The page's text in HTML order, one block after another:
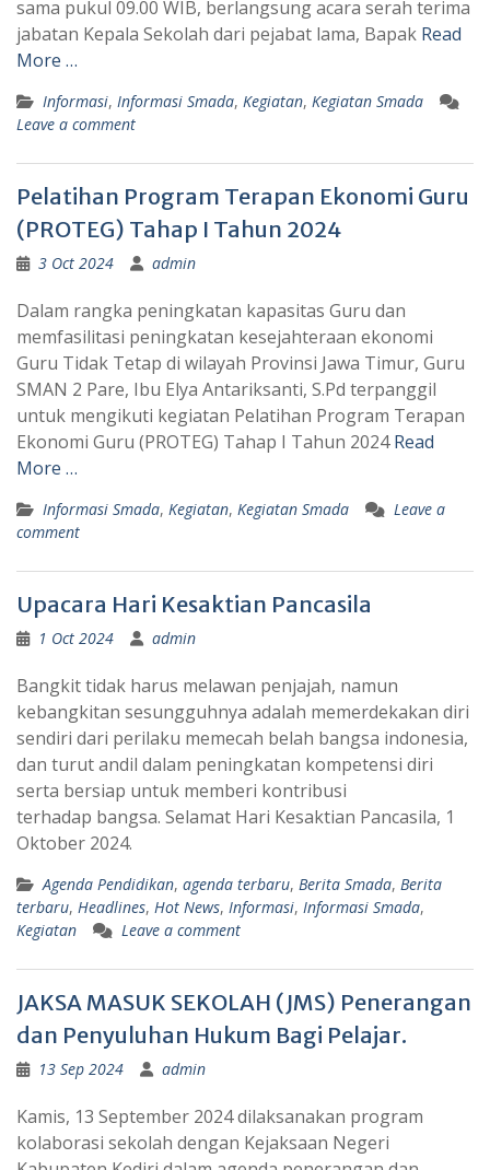
sama pukul 09.00 WIB, berlangsung acara serah terima
jabatan Kepala Sekolah dari pejabat lama, Bapak Read
More …
Informasi, Informasi Smada, Kegiatan, Kegiatan Smada
Leave a comment
Pelatihan Program Terapan Ekonomi Guru
(PROTEG) Tahap I Tahun 2024
3 Oct 2024 admin
Dalam rangka peningkatan kapasitas Guru dan
memfasilitasi peningkatan kesejahteraan ekonomi
Guru Tidak Tetap di wilayah Provinsi Jawa Timur, Guru
SMAN 2 Pare, Ibu Elya Antariksanti, S.Pd terpanggil
untuk mengikuti kegiatan Pelatihan Program Terapan
Ekonomi Guru (PROTEG) Tahap I Tahun 2024Read
More …
Informasi Smada, Kegiatan, Kegiatan Smada
Leave a
comment
Upacara Hari Kesaktian Pancasila
1 Oct 2024 admin
Bangkit tidak harus melawan penjajah, namun
kebangkitan sesungguhnya adalah memerdekakan diri
sendiri dari perilaku memecah belah bangsa indonesia,
dan turut andil dalam peningkatan kompetensi diri
serta bersiap untuk memberi kontribusi
terhadap bangsa. Selamat Hari Kesaktian Pancasila, 1
Oktober 2024.
Agenda Pendidikan, agenda terbaru, Berita Smada, Berita
terbaru, Headlines, Hot News, Informasi, Informasi Smada,
Kegiatan
Leave a comment
JAKSA MASUK SEKOLAH (JMS) Penerangan
dan Penyuluhan Hukum Bagi Pelajar.
13 Sep 2024 admin
Kamis, 13 September 2024 dilaksanakan program
kolaborasi sekolah dengan Kejaksaan Negeri